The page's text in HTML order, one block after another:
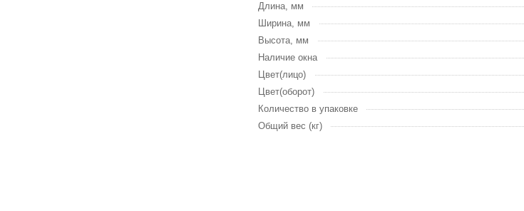
Длина, мм
Ширина, мм
Высота, мм
Наличие окна
Цвет(лицо)
Цвет(оборот)
Количество в упаковке
Общий вес (кг)